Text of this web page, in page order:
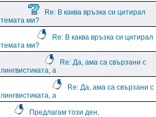
Re: В каква връзка си цитирал
темата ми?
Re: В каква връзка си цитирал
темата ми?
Re: Да, ама са свързани с
лингвистиката, а
Re: Да, ама са свързани с
лингвистиката, а
Предлагам този ден,